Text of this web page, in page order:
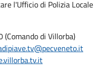
l'Ufficio di Polizia Locale
di Villorba)